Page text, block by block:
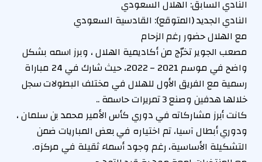
النادي السابق: الهلال السعودي
النادي الجديد (المتوقع): القادسية السعودي
مع الهلال حضور رغم الزحام
مصعب الجوير تخرّج من أكاديمية الهلال ، وبرز اسمه بشكل
واضح في موسم 2021 – 2022، حيث شارك في 24 مباراة
رسمية مع الفريق الأول للهلال في مختلف البطولات سجل
خلالها هدفين وصنع 3 تمريرات حاسمة ..
كانت أبرز مشاركاته في دوري كأس الأمير محمد بن سلمان ،
ودوري أبطال آسيا، تم اختياره في بعض المباريات ضمن
التشكيلة الأساسية، رغم وجود أسماء ثقيلة في مركزه.